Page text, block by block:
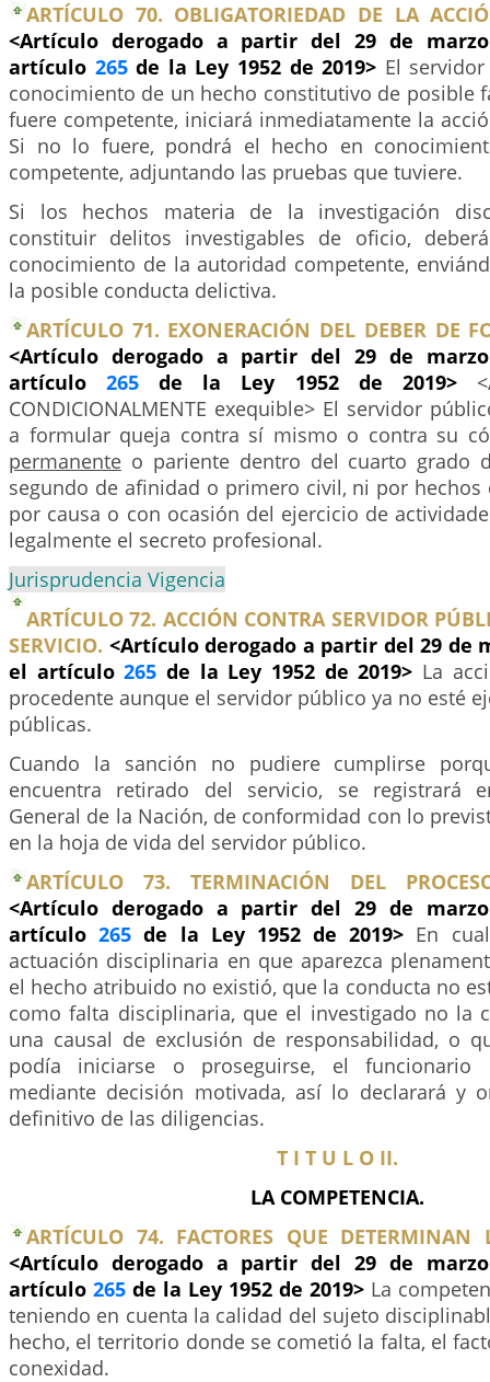
ARTÍCULO 70. OBLIGATORIEDAD DE LA
<Artículo derogado a partir del 29 de
artículo 265de la Ley 1952 de 2019> El
conocimiento de un hecho constitutivo de posible
fuere competente, iniciará inmediatamente la
Si no lo fuere, pondrá el hecho en
competente, adjuntando las pruebas que tuviere.
Si los hechos materia de la investigación
constituir delitos investigables de oficio,
conocimiento de la autoridad competente,
la posible conducta delictiva.
ARTÍCULO 71. EXONERACIÓN DEL DEBER DE
<Artículo derogado a partir del 29 de
artículo265 de la Ley 1952 de 2019>
CONDICIONALMENTE exequible> El servidor
a formular queja contra sí mismo o contra su
permanente o pariente dentro del cuarto grado
segundo de afinidad o primero civil, ni por hechos
por causa o con ocasión del ejercicio de
legalmente el secreto profesional.
Jurisprudencia Vigencia
ARTÍCULO 72. ACCIÓN CONTRA SERVIDOR
SERVICIO. <Artículo derogado a partir del 29 de
el artículo265 de la Ley 1952 de 2019> La
procedente aunque el servidor público ya no esté
públicas.
Cuando la sanción no pudiere cumplirse
encuentra retirado del servicio, se registrará
General de la Nación, de conformidad con lo
en la hoja de vida del servidor público.
ARTÍCULO 73. TERMINACIÓN DEL
<Artículo derogado a partir del 29 de
artículo265 de la Ley 1952 de 2019> En
actuación disciplinaria en que aparezca
el hecho atribuido no existió, que la conducta no
como falta disciplinaria, que el investigado no la
una causal de exclusión de responsabilidad, o
podía iniciarse o proseguirse, el funcionario
mediante decisión motivada, así lo declarará y
definitivo de las diligencias.
T I T U L O II.
LA COMPETENCIA.
ARTÍCULO 74. FACTORES QUE DETERMINAN
<Artículo derogado a partir del 29 de
artículo 265 de la Ley 1952 de 2019> La
teniendo en cuenta la calidad del sujeto
hecho, el territorio donde se cometió la falta, el
conexidad.